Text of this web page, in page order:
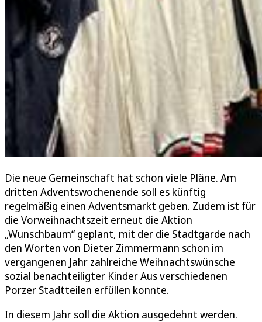
Die neue Gemeinschaft hat schon viele Pläne. Am
dritten Adventswochenende soll es künftig
regelmäßig einen Adventsmarkt geben. Zudem ist für
die Vorweihnachtszeit erneut die Aktion
„Wunschbaum“ geplant, mit der die Stadtgarde nach
den Worten von Dieter Zimmermann schon im
vergangenen Jahr zahlreiche Weihnachtswünsche
sozial benachteiligter Kinder Aus verschiedenen
Porzer Stadtteilen erfüllen konnte.
In diesem Jahr soll die Aktion ausgedehnt werden.